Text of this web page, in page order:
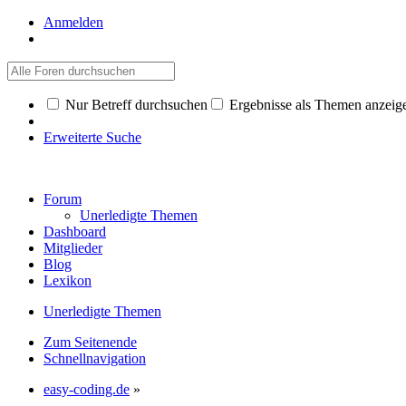
Anmelden
Nur Betreff durchsuchen Ergebnisse als Themen
Erweiterte Suche
Forum
Unerledigte Themen
Dashboard
Mitglieder
Blog
Lexikon
Unerledigte Themen
Zum Seitenende
Schnellnavigation
easy-coding.de »